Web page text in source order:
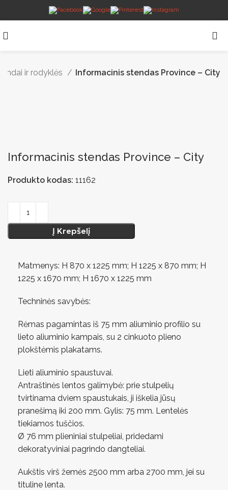
ir rodyklės Informacinis stendas Province – City
Informacinis stendas Province – City
Produkto kodas: 11162
Į Krepšelį
Matmenys: H 870 x 1225 mm; H 1225 x 870 mm; H
1225 x 1670 mm; H 1670 x 1225 mm
Techninės savybės:
Rėmas pagamintas iš 75 mm aliuminio profilio su
lieto aliuminio kampais, su 2 cinkuoto plieno
plokštėmis plakatams.
Lieti aliuminio spaustuvai.
Antraštinės lentos galimybė: prie stulpelių
tvirtinama dviem spaustukais, ji iškelia jūsų
pranešimą iki 200 mm. Gylis: 75 mm. Lentelės
tiekiamos tuščios.
Ø 76 mm plieniniai stulpeliai, pridedami
dekoratyviniai pagrindo dangteliai.
Aukštis virš žemės 2500 mm arba 2700 mm, jei su
tituline lenta.